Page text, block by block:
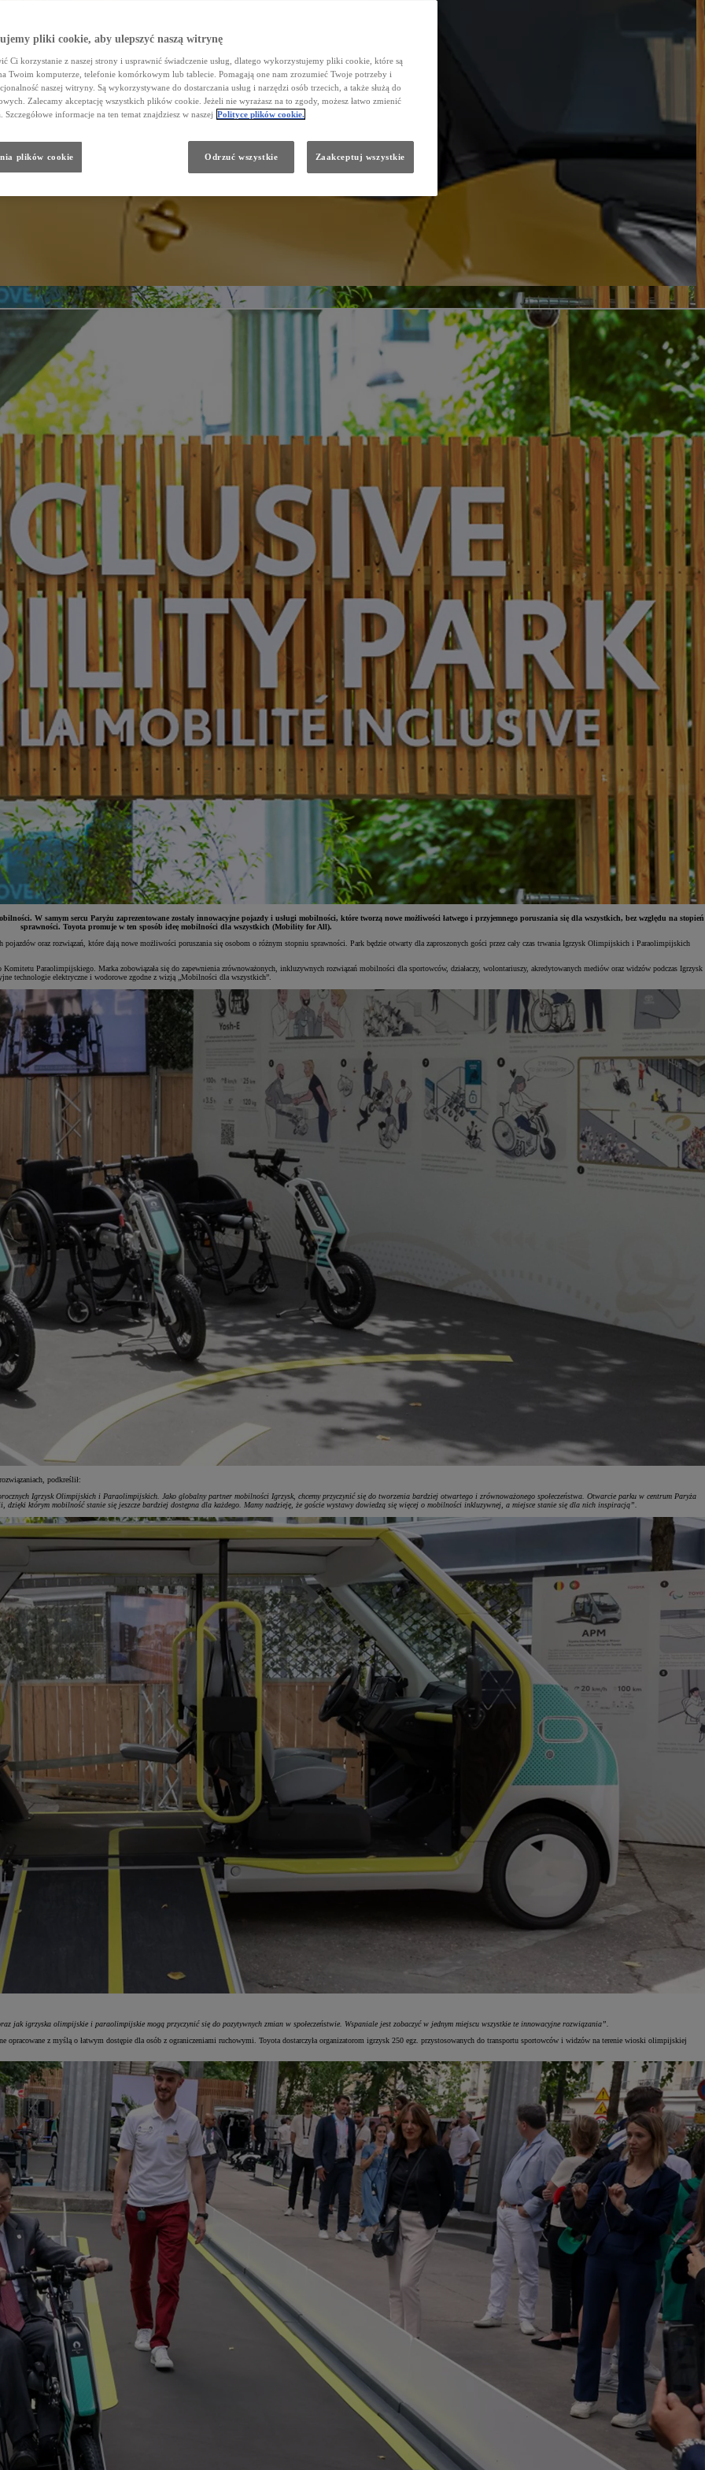
W samym sercu Paryżu zaprezentowane zostały innowacyjne pojazdy i usługi mobilności, które tworzą nowe możliwości łatwego i przyjemnego poruszania się dla wszystkich, bez względu na stopień
sprawności. Toyota promuje w ten sposób ideę mobilności dla wszystkich (Mobility for All).
oraz rozwiązań, które dają nowe możliwości poruszania się osobom o różnym stopniu sprawności. Park będzie otwarty dla zaproszonych gości przez cały czas trwania Igrzysk Olimpijskich i Paraolimpijskich
Paraolimpijskiego. Marka zobowiązała się do zapewnienia zrównoważonych, inkluzywnych rozwiązań mobilności dla sportowców, działaczy, wolontariuszy, akredytowanych mediów oraz widzów podczas Igrzysk
technologie elektryczne i wodorowe zgodne z wizją „Mobilności dla wszystkich”.
podkreślił:
Igrzysk Olimpijskich i Paraolimpijskich. Jako globalny partner mobilności Igrzysk, chcemy przyczynić się do tworzenia bardziej otwartego i zrównoważonego społeczeństwa. Otwarcie parku w centrum Paryża
którym mobilność stanie się jeszcze bardziej dostępna dla każdego. Mamy nadzieję, że goście wystawy dowiedzą się więcej o mobilności inkluzywnej, a miejsce stanie się dla nich inspiracją”.
jak igrzyska olimpijskie i paraolimpijskie mogą przyczynić się do pozytywnych zmian w społeczeństwie. Wspaniale jest zobaczyć w jednym miejscu wszystkie te innowacyjne rozwiązania”.
opracowane z myślą o łatwym dostępie dla osób z ograniczeniami ruchowymi. Toyota dostarczyła organizatorom igrzysk 250 egz. przystosowanych do transportu sportowców i widzów na terenie wioski olimpijskiej
pliki cookie, aby ulepszyć naszą witrynę
Ci korzystanie z naszej strony i usprawnić świadczenie usług, dlatego wykorzystujemy pliki cookie, które są
Twoim komputerze, telefonie komórkowym lub tablecie. Pomagają one nam zrozumieć Twoje potrzeby i
naszej witryny. Są wykorzystywane do dostarczania usług i narzędzi osób trzecich, a także służą do
Zalecamy akceptację wszystkich plików cookie. Jeżeli nie wyrażasz na to zgody, możesz łatwo zmienić
Szczegółowe informacje na ten temat znajdziesz w naszej Polityce plików cookie.
plików cookie Odrzuć wszystkie Zaakceptuj wszystkie